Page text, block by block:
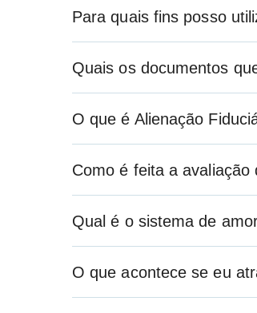
Para quais fins posso
Quais os documentos
O que é Alienação
Como é feita a avaliação
Qual é o sistema de
O que acontece se eu